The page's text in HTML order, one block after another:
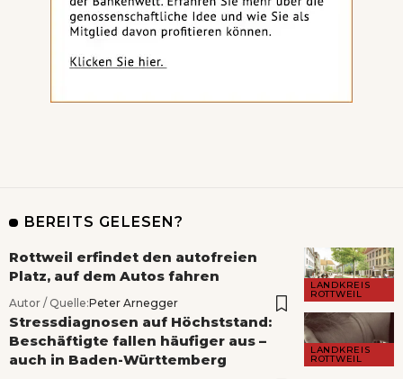
BEREITS GELESEN?
LANDKREIS
ROTTWEIL
Rottweil erfindet den autofreien
Platz, auf dem Autos fahren
Autor / Quelle:Peter Arnegger
LANDKREIS
ROTTWEIL
Stressdiagnosen auf Höchststand:
Beschäftigte fallen häufiger aus –
auch in Baden-Württemberg